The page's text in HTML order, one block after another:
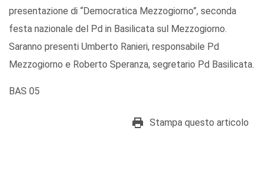
presentazione di “Democratica Mezzogiorno”, seconda
festa nazionale del Pd in Basilicata sul Mezzogiorno.
Saranno presenti Umberto Ranieri, responsabile Pd
Mezzogiorno e Roberto Speranza, segretario Pd Basilicata.
BAS 05
Stampa questo articolo